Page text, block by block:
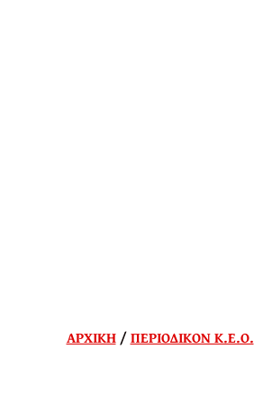
ΑΡΧΙΚΗ/ΠΕΡΙΟΔΙΚΟΝ Κ.Ε.Ο.